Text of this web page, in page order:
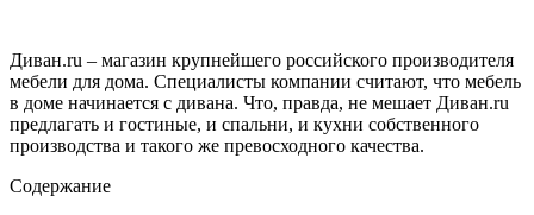
Диван.ru – магазин крупнейшего российского производителя
мебели для дома. Специалисты компании считают, что мебель
в доме начинается с дивана. Что, правда, не мешает Диван.ru
предлагать и гостиные, и спальни, и кухни собственного
производства и такого же превосходного качества.
Содержание